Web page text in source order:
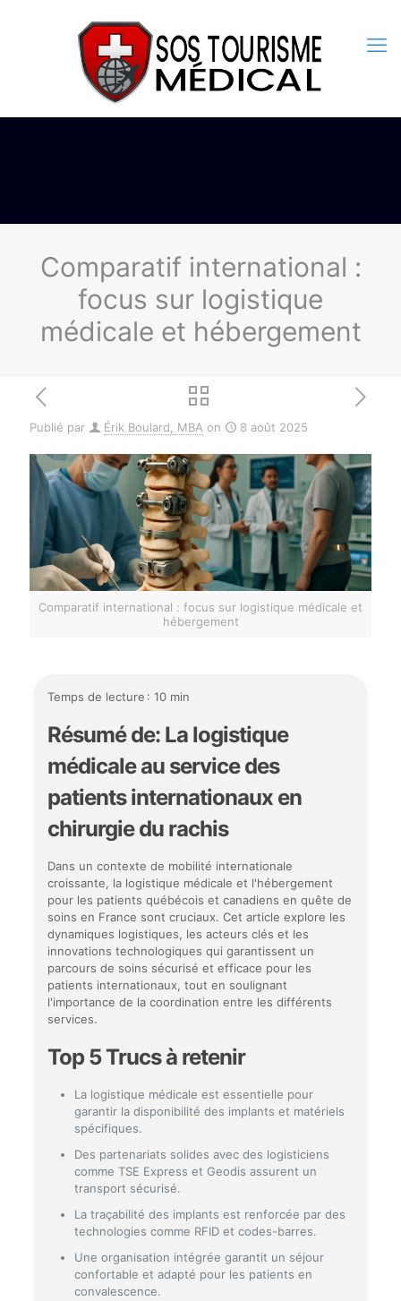
Comparatif international :
focus sur logistique
médicale et hébergement
Publié par Érik Boulard, MBA on 8 août 2025
Comparatif international : focus sur logistique médicale et
hébergement
Temps de lecture : 10 min
Résumé de: La logistique
médicale au service des
patients internationaux en
chirurgie du rachis
Dans un contexte de mobilité internationale
croissante, la logistique médicale et l'hébergement
pour les patients québécois et canadiens en quête de
soins en France sont cruciaux. Cet article explore les
dynamiques logistiques, les acteurs clés et les
innovations technologiques qui garantissent un
parcours de soins sécurisé et efficace pour les
patients internationaux, tout en soulignant
l'importance de la coordination entre les différents
services.
Top 5 Trucs à retenir
La logistique médicale est essentielle pour
garantir la disponibilité des implants et matériels
spécifiques.
Des partenariats solides avec des logisticiens
comme TSE Express et Geodis assurent un
transport sécurisé.
La traçabilité des implants est renforcée par des
technologies comme RFID et codes-barres.
Une organisation intégrée garantit un séjour
confortable et adapté pour les patients en
convalescence.